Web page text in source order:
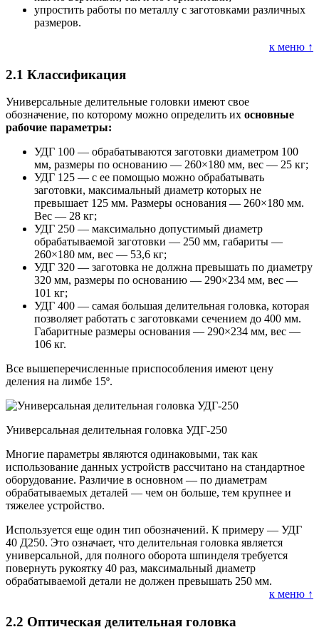
упростить работы по металлу с заготовками различных
размеров.
к меню ↑
2.1 Классификация
Универсальные делительные головки имеют свое
обозначение, по которому можно определить их основные
рабочие параметры:
УДГ 100 — обрабатываются заготовки диаметром 100
мм, размеры по основанию — 260×180 мм, вес — 25 кг;
УДГ 125 — с ее помощью можно обрабатывать
заготовки, максимальный диаметр которых не
превышает 125 мм. Размеры основания — 260×180 мм.
Вес — 28 кг;
УДГ 250 — максимально допустимый диаметр
обрабатываемой заготовки — 250 мм, габариты —
260×180 мм, вес — 53,6 кг;
УДГ 320 — заготовка не должна превышать по диаметру
320 мм, размеры по основанию — 290×234 мм, вес —
101 кг;
УДГ 400 — самая большая делительная головка, которая
позволяет работать с заготовками сечением до 400 мм.
Габаритные размеры основания — 290×234 мм, вес —
106 кг.
Все вышеперечисленные приспособления имеют цену
деления на лимбе 15º.
Универсальная делительная головка УДГ-250
Многие параметры являются одинаковыми, так как
использование данных устройств рассчитано на стандартное
оборудование. Различие в основном — по диаметрам
обрабатываемых деталей — чем он больше, тем крупнее и
тяжелее устройство.
Используется еще один тип обозначений. К примеру — УДГ
40 Д250. Это означает, что делительная головка является
универсальной, для полного оборота шпинделя требуется
повернуть рукоятку 40 раз, максимальный диаметр
обрабатываемой детали не должен превышать 250 мм.
к меню ↑
2.2 Оптическая делительная головка